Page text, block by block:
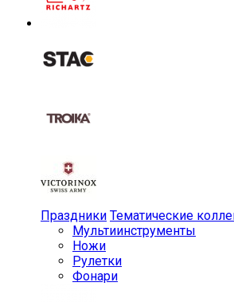
Праздники Тематические
Мульти­инструменты
Ножи
Рулетки
Фонари